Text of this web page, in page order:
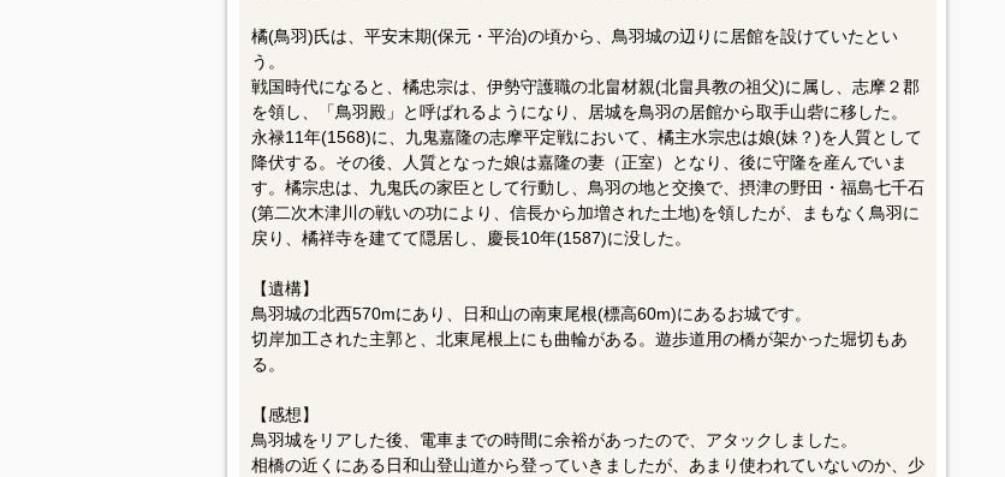
橘(鳥羽)氏は、平安末期(保元・平治)の頃から、鳥羽城の辺りに居館を設けていたとい
う。
戦国時代になると、橘忠宗は、伊勢守護職の北畠材親(北畠具教の祖父)に属し、志摩２郡
を領し、「鳥羽殿」と呼ばれるようになり、居城を鳥羽の居館から取手山砦に移した。
永禄11年(1568)に、九鬼嘉隆の志摩平定戦において、橘主水宗忠は娘(妹？)を人質として
降伏する。その後、人質となった娘は嘉隆の妻（正室）となり、後に守隆を産んでいま
す。橘宗忠は、九鬼氏の家臣として行動し、鳥羽の地と交換で、摂津の野田・福島七千石
(第二次木津川の戦いの功により、信長から加増された土地)を領したが、まもなく鳥羽に
戻り、橘祥寺を建てて隠居し、慶長10年(1587)に没した。
【遺構】
鳥羽城の北西570mにあり、日和山の南東尾根(標高60m)にあるお城です。
切岸加工された主郭と、北東尾根上にも曲輪がある。遊歩道用の橋が架かった堀切もあ
る。
【感想】
鳥羽城をリアした後、電車までの時間に余裕があったので、アタックしました。
相橋の近くにある日和山登山道から登っていきましたが、あまり使われていないのか、少